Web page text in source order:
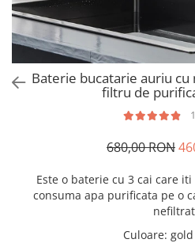
Baterie bucatarie auriu cu
filtru de
680,00 RON
Este o baterie cu 3 cai care
consuma apa purificata pe o
Culoare: